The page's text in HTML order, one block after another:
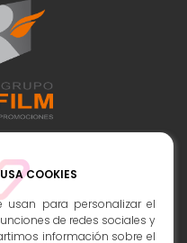
247
COOKIES
usan para personalizar el
de redes sociales y
información sobre el